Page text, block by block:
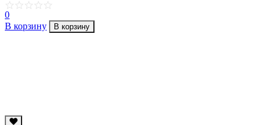
0
В корзину
В корзину